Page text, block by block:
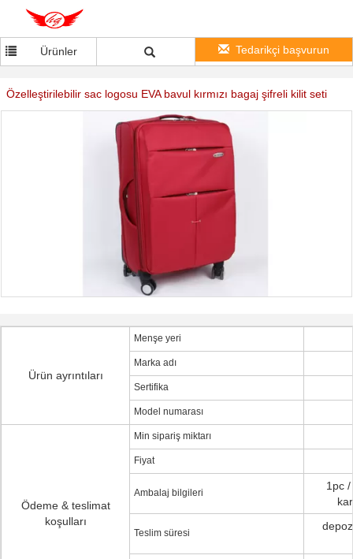
Ürünler Tedarikçi başvurun
Özelleştirilebilir sac logosu EVA bavul kırmızı bagaj şifreli kilit seti
Ürün ayrıntıları
Menşe yeri
Marka adı
Sertifika
Model numarası
Ödeme & teslimat
koşulları
Min sipariş miktarı
Fiyat
Ambalaj bilgileri
1pc
Teslim süresi